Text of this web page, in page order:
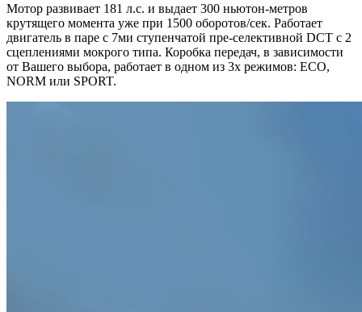
Мотор развивает 181 л.с. и выдает 300 ньютон-метров
крутящего момента уже при 1500 оборотов/сек. Работает
двигатель в паре с 7ми ступенчатой пре-селективной DCT с 2
сцеплениями мокрого типа. Коробка передач, в зависимости
от Вашего выбора, работает в одном из 3х режимов: ECO,
NORM или SPORT.